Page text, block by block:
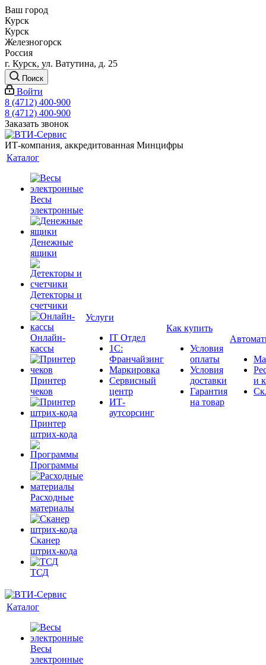
Ваш город
Курск
Курск
Железногорск
Россия
г. Курск, ул. Ватутина, д. 25
Поиск
Войти
8 (4712) 400-900
8 (4712) 400-900
Заказать звонок
ИТ-компания, аккредитованная Минцифры
Каталог
Весы
электронные
Денежные
ящики
Детекторы и
счетчики
Онлайн-
кассы
Принтер
чеков
Принтер
штрих-кода
Программы
Расходные
материалы
Сканер
штрих-кода
ТСД
Услуги
IT Отдел
1С:
Франчайзинг
Маркировка
Сервисный
центр
ИТ-
аутсорсинг
Как купить
Условия
оплаты
Условия
доставки
Гарантия
на товар
и
Каталог
Весы
электронные